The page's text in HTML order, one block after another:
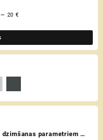
be
on
— 20 €
parametriem /